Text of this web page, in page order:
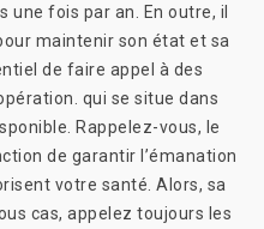
fois par an. En outre, il
maintenir son état et sa
de faire appel à des
qui se situe dans
Rappelez-vous, le
de garantir l’émanation
votre santé. Alors, sa
cas, appelez toujours les